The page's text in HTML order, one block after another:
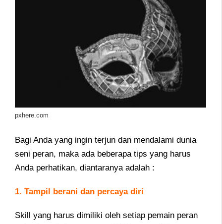
pxhere.com
Bagi Anda yang ingin terjun dan mendalami dunia
seni peran, maka ada beberapa tips yang harus
Anda perhatikan, diantaranya adalah :
1. Tampil berani dan percaya diri
Skill yang harus dimiliki oleh setiap pemain peran